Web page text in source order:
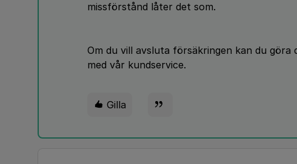
missförstånd låter det som.
Om du vill avsluta försäkringen kan du
med vår kundservice.
Gilla